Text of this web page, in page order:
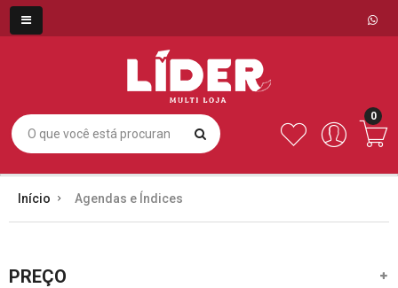
0
Início Agendas e Índices
PREÇO